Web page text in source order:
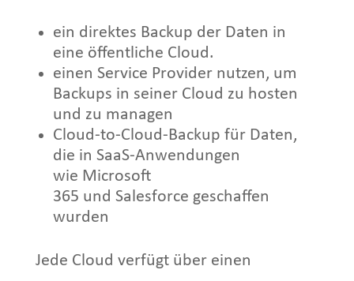
ein direktes Backup der Daten in
eine öffentliche Cloud.
einen Service Provider nutzen, um
Backups in seiner Cloud zu hosten
und zu managen
Cloud-to-Cloud-Backup für Daten,
die in SaaS-Anwendungen
wie Microsoft
365 und Salesforce geschaffen
wurden
Jede Cloud verfügt über einen